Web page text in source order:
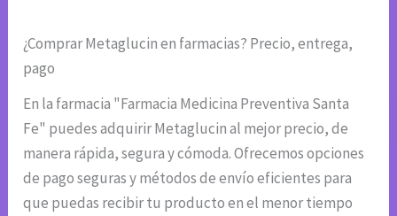
¿Comprar Metaglucin en farmacias? Precio, entrega,
pago
En la farmacia "Farmacia Medicina Preventiva Santa
Fe" puedes adquirir Metaglucin al mejor precio, de
manera rápida, segura y cómoda. Ofrecemos opciones
de pago seguras y métodos de envío eficientes para
que puedas recibir tu producto en el menor tiempo